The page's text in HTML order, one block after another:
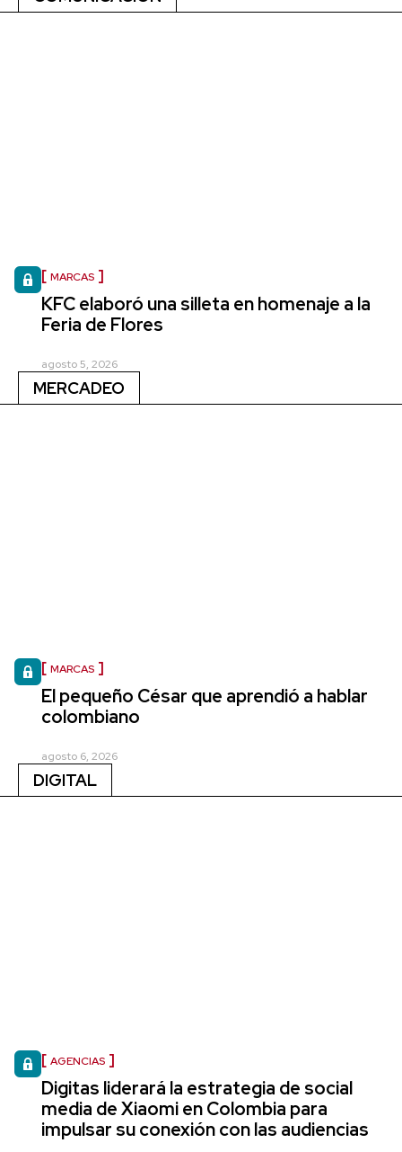
MARCAS
KFC elaboró una silleta en homenaje a la
Feria de Flores
agosto 5, 2026
MERCADEO
MARCAS
El pequeño César que aprendió a hablar
colombiano
agosto 6, 2026
DIGITAL
AGENCIAS
Digitas liderará la estrategia de social
media de Xiaomi en Colombia para
impulsar su conexión con las audiencias